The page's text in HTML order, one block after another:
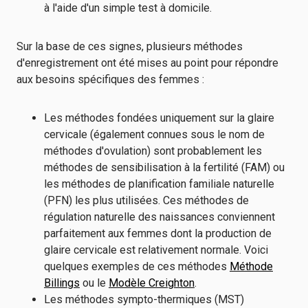
à l'aide d'un simple test à domicile.
Sur la base de ces signes, plusieurs méthodes
d'enregistrement ont été mises au point pour répondre
aux besoins spécifiques des femmes :
Les méthodes fondées uniquement sur la glaire
cervicale (également connues sous le nom de
méthodes d'ovulation) sont probablement les
méthodes de sensibilisation à la fertilité (FAM) ou
les méthodes de planification familiale naturelle
(PFN) les plus utilisées. Ces méthodes de
régulation naturelle des naissances conviennent
parfaitement aux femmes dont la production de
glaire cervicale est relativement normale. Voici
quelques exemples de ces méthodes Méthode
Billings ou le Modèle Creighton.
Les méthodes sympto-thermiques (MST)